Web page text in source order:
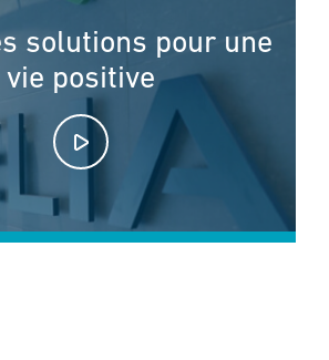
solutions pour une
vie positive